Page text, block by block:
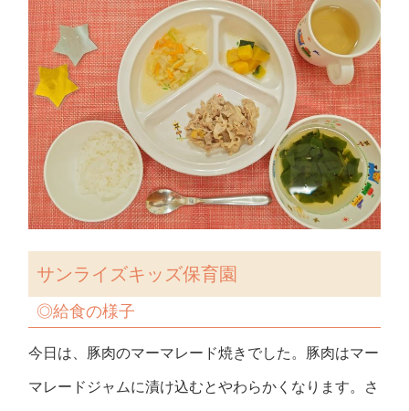
サンライズキッズ保育園
◎給食の様子
今日は、豚肉のマーマレード焼きでした。豚肉はマー
マレードジャムに漬け込むとやわらかくなります。さ